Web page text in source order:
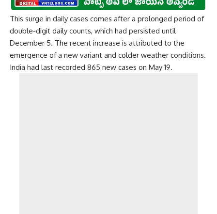
This surge in daily cases comes after a prolonged period of
double-digit daily counts, which had persisted until
December 5. The recent increase is attributed to the
emergence of a new variant and colder weather conditions.
India had last recorded 865 new cases on May 19.